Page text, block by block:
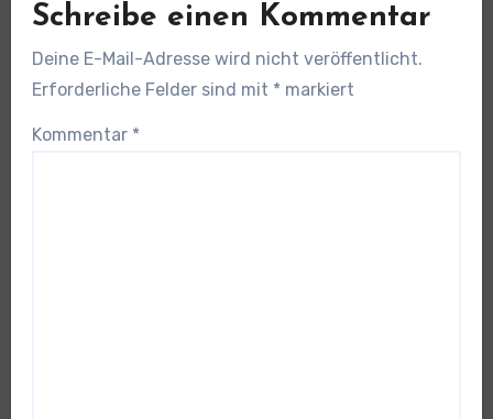
Schreibe einen Kommentar
Deine E-Mail-Adresse wird nicht veröffentlicht.
Erforderliche Felder sind mit * markiert
Kommentar *